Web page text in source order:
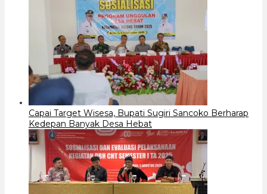
Capai Target Wisesa, Bupati Sugiri Sancoko Berharap
Kedepan Banyak Desa Hebat